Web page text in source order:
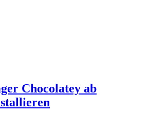
Chocolatey ab